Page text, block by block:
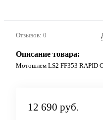
Отзывов: 0
Описание товара:
Мотошлем LS2 FF353 RAPID
12 690 руб.